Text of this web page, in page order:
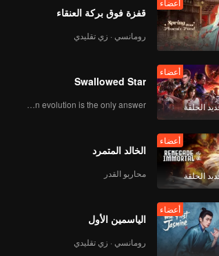
أعضاء
قفزة فوق بركة العنقاء
رومانسي · زي تقليدي
أعضاء
Swallowed Star
Human evolution is the only answer.
أعضاء
الخالد المتمرد
محاربو القدر
أعضاء
الياسمين الأول
رومانسي · زي تقليدي